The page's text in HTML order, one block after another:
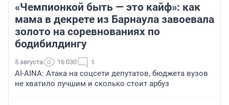
«Чемпионкой быть — это кайф»: как
мама в декрете из Барнаула завоевала
золото на соревнованиях по
бодибилдингу
5 августа 16 030 1
AI-AINA: Атака на соцсети депутатов, бюджета вузов
не хватило лучшим и сколько стоит арбуз